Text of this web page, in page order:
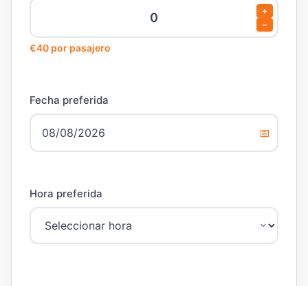
+
−
€40 por pasajero
Fecha preferida
📅
Hora preferida